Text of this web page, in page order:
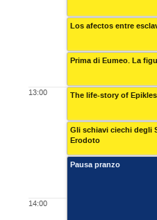
13:00
14:00
Los afectos entre
Prima di Eumeo. La
The life-story of
Gli schiavi ciechi degli
Erodoto
Pausa pranzo